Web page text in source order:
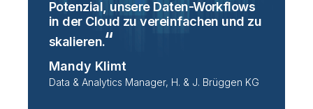
Potenzial, unsere Daten-Workflows
in der Cloud zu vereinfachen und zu
skalieren.
Mandy Klimt
Data & Analytics Manager, H. & J. Brüggen KG